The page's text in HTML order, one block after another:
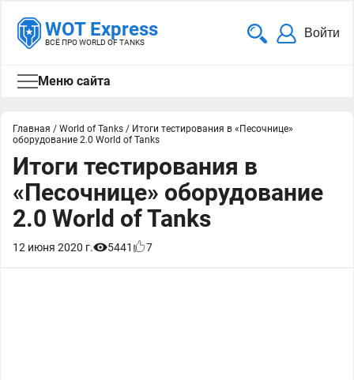
WOT Express
ВСЁ ПРО WORLD OF TANKS
Войти
Меню сайта
Главная / World of Tanks / Итоги тестирования в «Песочнице»
оборудование 2.0 World of Tanks
Итоги тестирования в
«Песочнице» оборудование
2.0 World of Tanks
12 июня 2020 г. 5441 7